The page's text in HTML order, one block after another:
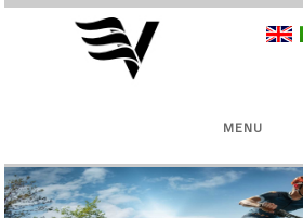
MENU